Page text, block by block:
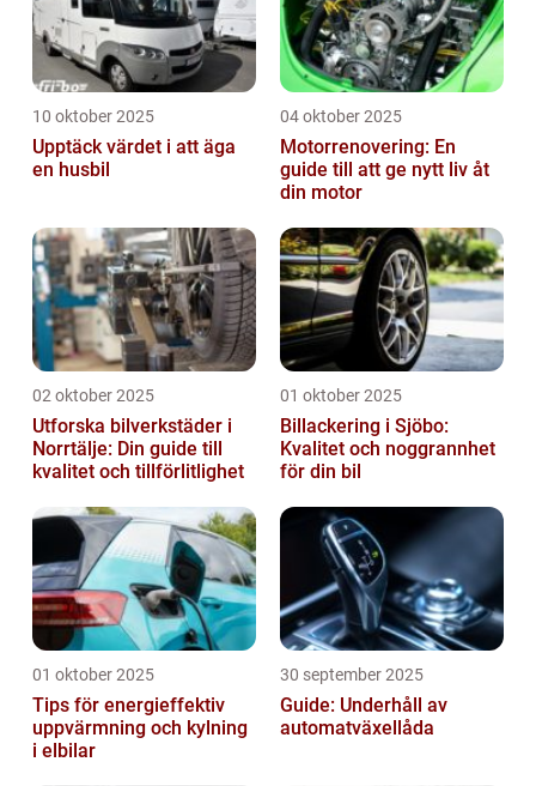
10 oktober 2025
Upptäck värdet i att äga
en husbil
04 oktober 2025
Motorrenovering: En
guide till att ge nytt liv åt
din motor
02 oktober 2025
Utforska bilverkstäder i
Norrtälje: Din guide till
kvalitet och tillförlitlighet
01 oktober 2025
Billackering i Sjöbo:
Kvalitet och noggrannhet
för din bil
01 oktober 2025
Tips för energieffektiv
uppvärmning och kylning
i elbilar
30 september 2025
Guide: Underhåll av
automatväxellåda